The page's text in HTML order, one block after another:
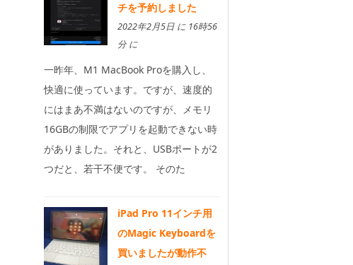
チを予約しました
2022年2月5日 に 16時56
分 に
一昨年、M1 MacBook Proを購入し、
快適に使っています。ですが、速度的
にはまあ不満はないのですが、メモリ
16GBの制限でアプリを起動できない時
がありました。それと、USBポートが2
つだと、若干不便です。 そのた
iPad Pro 11インチ用
のMagic Keyboardを
買いましたが動作不